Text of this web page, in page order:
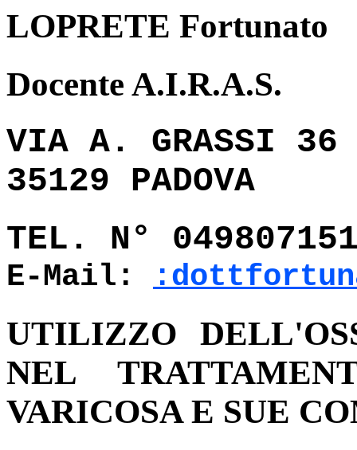
LOPRETE Fortunato
Docente A.I.R.A.S.
VIA A. GRASSI 36
35129 PADOVA
TEL. N°
E-Mail:
UTILIZZO
NEL
VARICOSA E SUE